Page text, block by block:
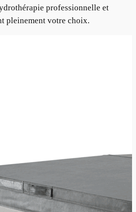
professionnelle et
pleinement votre choix.